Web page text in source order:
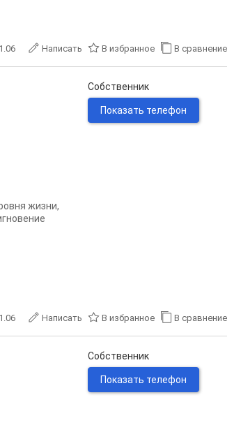
Написать В избранное В сравнение
жизни,
Собственник
Показать телефон
Написать В избранное В сравнение
Собственник
Показать телефон